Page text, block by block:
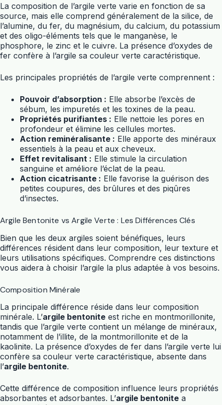
La composition de l’argile verte varie en fonction de sa
source, mais elle comprend généralement de la silice, de
l’alumine, du fer, du magnésium, du calcium, du potassium
et des oligo-éléments tels que le manganèse, le
phosphore, le zinc et le cuivre. La présence d’oxydes de
fer confère à l’argile sa couleur verte caractéristique.
Les principales propriétés de l’argile verte comprennent :
Pouvoir d’absorption : Elle absorbe l’excès de
sébum, les impuretés et les toxines de la peau.
Propriétés purifiantes : Elle nettoie les pores en
profondeur et élimine les cellules mortes.
Action reminéralisante : Elle apporte des minéraux
essentiels à la peau et aux cheveux.
Effet revitalisant : Elle stimule la circulation
sanguine et améliore l’éclat de la peau.
Action cicatrisante : Elle favorise la guérison des
petites coupures, des brûlures et des piqûres
d’insectes.
Argile Bentonite vs Argile Verte : Les Différences Clés
Bien que les deux argiles soient bénéfiques, leurs
différences résident dans leur composition, leur texture et
leurs utilisations spécifiques. Comprendre ces distinctions
vous aidera à choisir l’argile la plus adaptée à vos besoins.
Composition Minérale
La principale différence réside dans leur composition
minérale. L’argile bentonite est riche en montmorillonite,
tandis que l’argile verte contient un mélange de minéraux,
notamment de l’illite, de la montmorillonite et de la
kaolinite. La présence d’oxydes de fer dans l’argile verte lui
confère sa couleur verte caractéristique, absente dans
l’argile bentonite.
Cette différence de composition influence leurs propriétés
absorbantes et adsorbantes. L’argile bentonite a